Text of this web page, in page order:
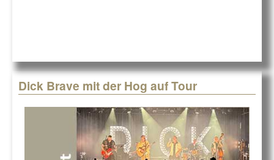
Dick Brave mit der Hog auf Tour